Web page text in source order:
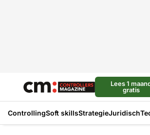
Lees 1
gratis
ControllingSoft skillsStrategieJuridisch